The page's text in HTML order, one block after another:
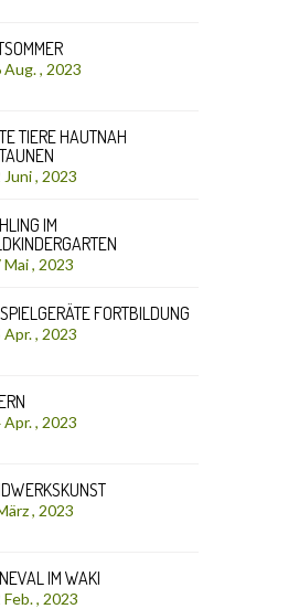
Aug. , 2023
TIERE HAUTNAH
Juni , 2023
IM
Mai , 2023
FORTBILDUNG
Apr. , 2023
Apr. , 2023
, 2023
IM WAKI
Feb. , 2023